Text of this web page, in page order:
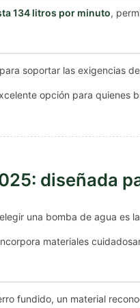
134 litros por minuto,
soportar las exigencias
opción para quienes
diseñada
una bomba de agua es
materiales
fundido, un material